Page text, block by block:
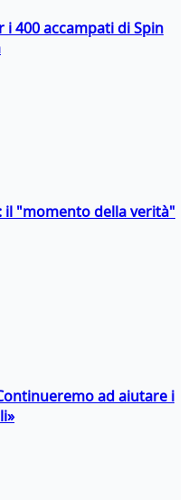
400 accampati di Spin
il "momento della verità"
ad aiutare i